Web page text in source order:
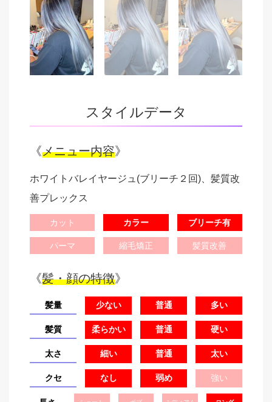
スタイルデータ
《メニュー内容》
ホワイトバレイヤージュ(ブリーチ２回)、髪質改
善プレックス
カット カラー ブリーチ有
パーマ 縮毛矯正 髪質改善
《髪・顔の特徴》
髪量 少ない 普通 多い
髪質 柔らかい 普通 硬い
太さ 細い 普通 太い
クセ なし 弱め 強い